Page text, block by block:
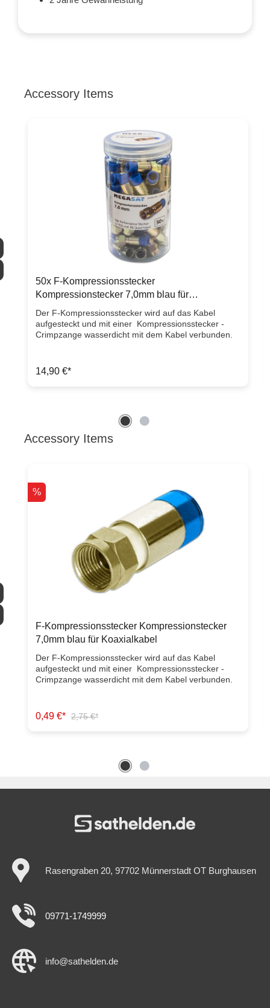
Produktgalerie überspringen
Accessory Items
50x F-Kompressionsstecker
Kompressionstecker 7,0mm blau für
Koaxialkabel
Der F-Kompressionsstecker wird auf das Kabel
aufgesteckt und mit einer Kompressionsstecker -
Crimpzange wasserdicht mit dem Kabel verbunden.
Geliefert werden 50 Stück in einer transportsicheren
Kunststoff-Transportbox Ausstattungsmerkmale F-
14,90 €*
Produktgalerie überspringen
Accessory Items
%
F-Kompressionsstecker Kompressionstecker
7,0mm blau für Koaxialkabel
Der F-Kompressionsstecker wird auf das Kabel
aufgesteckt und mit einer Kompressionsstecker -
Crimpzange wasserdicht mit dem Kabel verbunden.
Ausstattungsmerkmale F-Kompressionsstecker
Gewindedurchmesser 7,0mm Geeignet für
0,49 €* 2,75 €*
Rasengraben 20, 97702 Münnerstadt OT Burghausen
09771-1749999
info@sathelden.de